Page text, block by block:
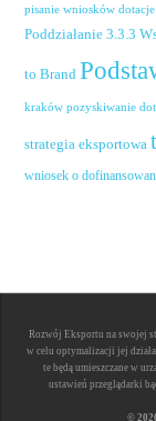
pisanie wniosków
Poddziałanie 3.3.3
to Brand
kraków pozyskiwanie
strategia eksportowa
wniosek o
Rozwój Eksportu na swojej
w celu optymalizacji jej
te będą umieszczane w
ustawień przeglądarki
©